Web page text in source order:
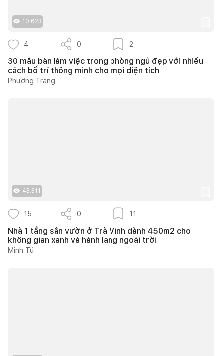
10.623
4 0 2
30 mẫu bàn làm việc trong phòng ngủ đẹp với nhiều
cách bố trí thông minh cho mọi diện tích
Phương Trang
43.311
15 0 11
Nhà 1 tầng sân vườn ở Trà Vinh dành 450m2 cho
không gian xanh và hành lang ngoài trời
Minh Tú